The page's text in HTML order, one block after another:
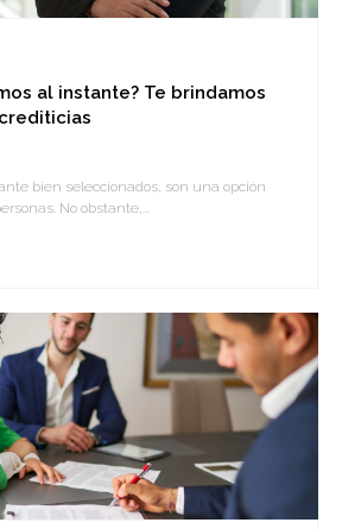
al instante? Te brindamos
bien seleccionados, son una opción
No obstante,...